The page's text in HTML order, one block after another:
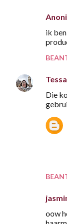
ik
Tessa
Die
oow